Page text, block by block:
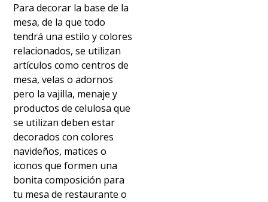
Para decorar la base de la
mesa, de la que todo
tendrá una estilo y colores
relacionados, se utilizan
artículos como centros de
mesa, velas o adornos
pero la vajilla, menaje y
productos de celulosa que
se utilizan deben estar
decorados con colores
navideños, matices o
iconos que formen una
bonita composición para
tu mesa de restaurante o